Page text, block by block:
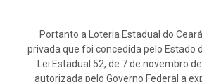
Portanto a Loteria Estadual do
privada que foi concedida pelo Estado
Lei Estadual 52, de 7 de novembro
autorizada pelo Governo Federal a